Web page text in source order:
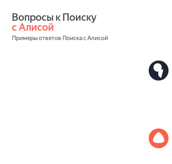
с Алисой
Примеры ответов Поиска с Алисой